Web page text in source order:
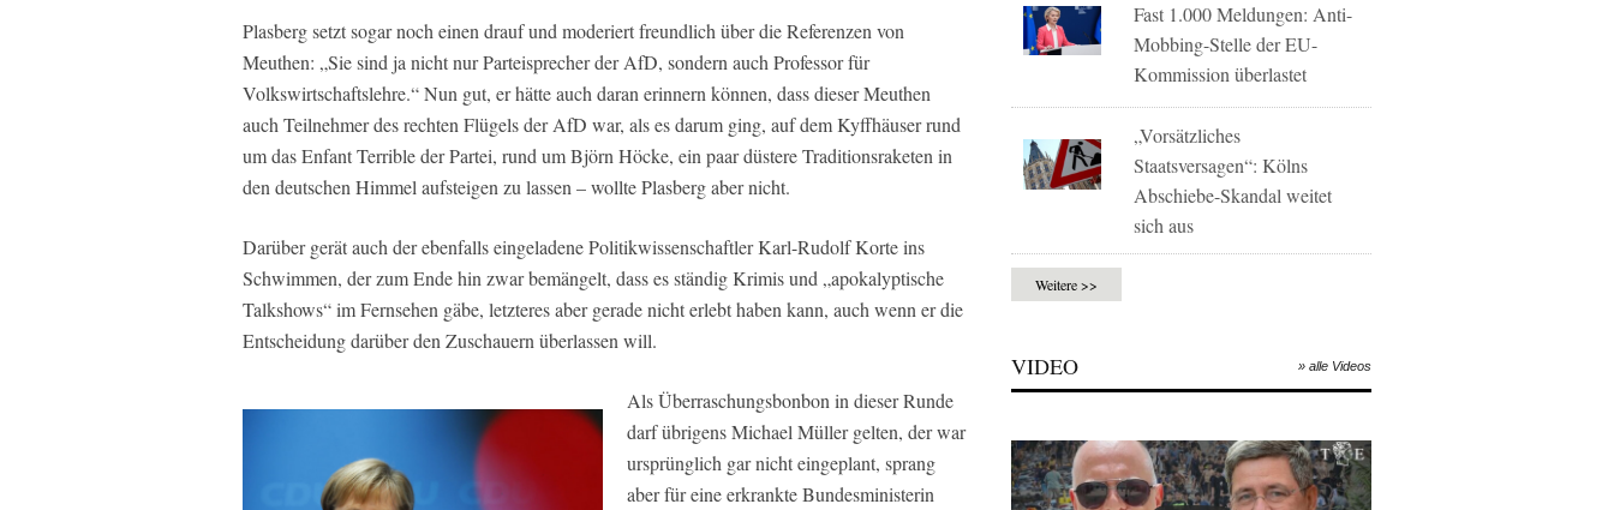
Plasberg setzt sogar noch einen drauf und moderiert freundlich über die Referenzen von
Meuthen: „Sie sind ja nicht nur Parteisprecher der AfD, sondern auch Professor für
Volkswirtschaftslehre.“ Nun gut, er hätte auch daran erinnern können, dass dieser Meuthen
auch Teilnehmer des rechten Flügels der AfD war, als es darum ging, auf dem Kyffhäuser rund
um das Enfant Terrible der Partei, rund um Björn Höcke, ein paar düstere Traditionsraketen in
den deutschen Himmel aufsteigen zu lassen – wollte Plasberg aber nicht.
Darüber gerät auch der ebenfalls eingeladene Politikwissenschaftler Karl-Rudolf Korte ins
Schwimmen, der zum Ende hin zwar bemängelt, dass es ständig Krimis und „apokalyptische
Talkshows“ im Fernsehen gäbe, letzteres aber gerade nicht erlebt haben kann, auch wenn er die
Entscheidung darüber den Zuschauern überlassen will.
Als Überraschungsbonbon in dieser Runde
darf übrigens Michael Müller gelten, der war
ursprünglich gar nicht eingeplant, sprang
aber für eine erkrankte Bundesministerin
Fast 1.000 Meldungen: Anti-
Mobbing-Stelle der EU-
Kommission überlastet
„Vorsätzliches
Staatsversagen“: Kölns
Abschiebe-Skandal weitet
sich aus
Weitere >>
VIDEO » alle Videos